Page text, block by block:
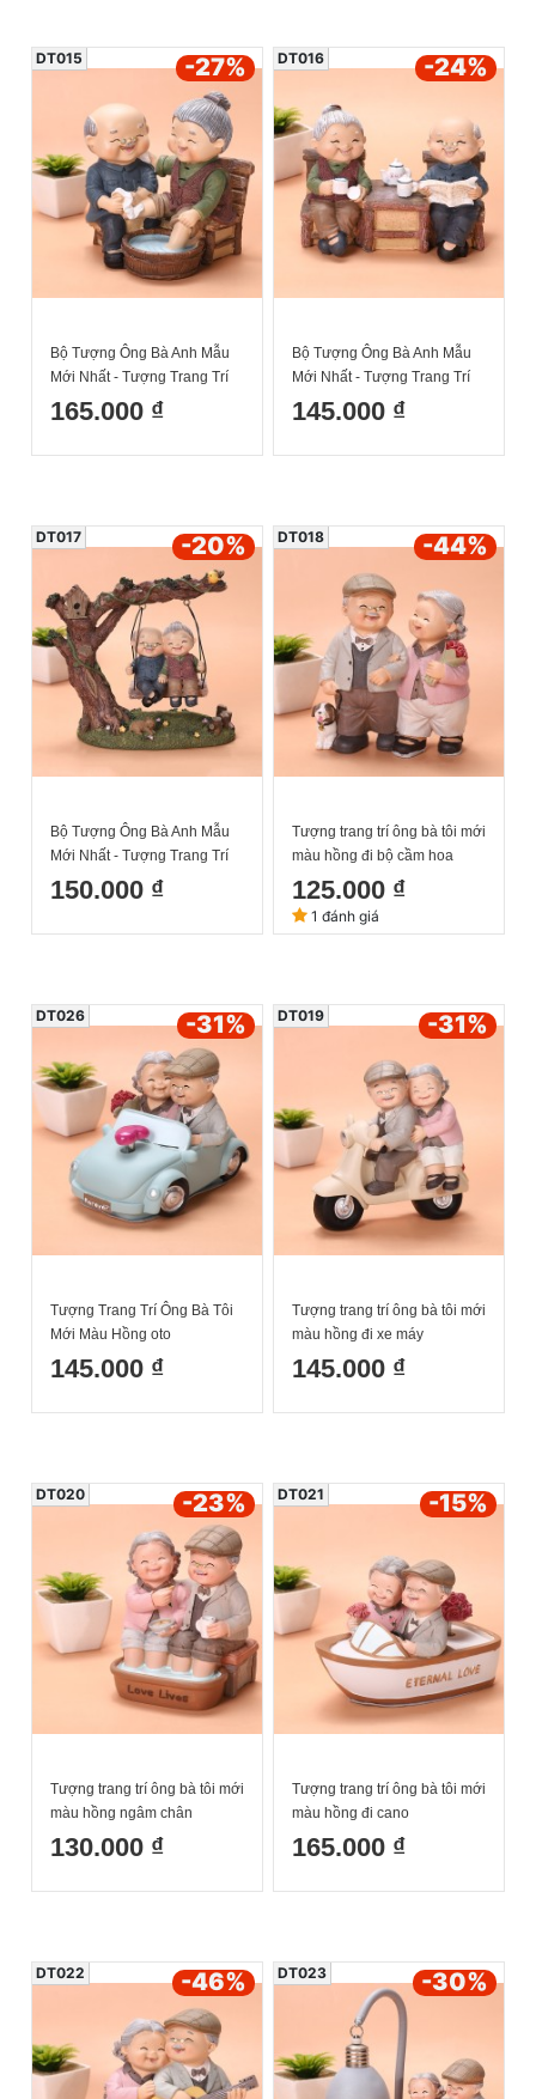
Bộ Tượng Ông Bà Anh Mẫu
Mới Nhất - Tượng Trang Trí
Nhà Cửa Ông Bà Rửa Chân
16x17cm
165.000 ₫
DT015 -27%
Bộ Tượng Ông Bà Anh Mẫu
Mới Nhất - Tượng Trang Trí
Nhà Cửa Ông Bà Uống Trà
10x15cm
145.000 ₫
DT016 -24%
Bộ Tượng Ông Bà Anh Mẫu
Mới Nhất - Tượng Trang Trí
Nhà Cửa Ông Bà Xích Đu
17x16cm
150.000 ₫
DT017 -20%
Tượng trang trí ông bà tôi mới
màu hồng đi bộ cầm hoa
12.5x5x13.5cm
125.000 ₫
DT018 -44%
1 đánh giá
Tượng Trang Trí Ông Bà Tôi
Mới Màu Hồng oto
16.5x8.5x11.5cm
145.000 ₫
DT026 -31%
Tượng trang trí ông bà tôi mới
màu hồng đi xe máy
16x9x16cm
145.000 ₫
DT019 -31%
Tượng trang trí ông bà tôi mới
màu hồng ngâm chân
11x9.5x12.5cm
130.000 ₫
DT020 -23%
Tượng trang trí ông bà tôi mới
màu hồng đi cano
16.5x8.5x11.5cm
165.000 ₫
DT021 -15%
DT022 -46% DT023 -30%